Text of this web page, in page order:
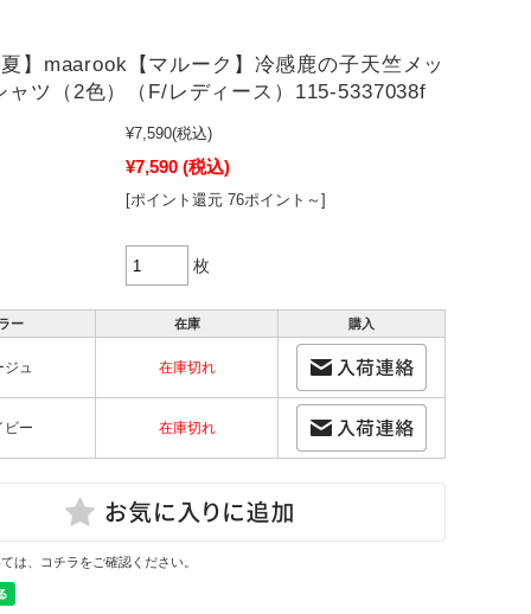
】maarook【マルーク】冷感鹿の子天竺メッ
ャツ（2色）（F/レディース）115-5337038f
¥7,590(税込)
¥7,590 (税込)
[ポイント還元 76ポイント～]
枚
ー 在庫 購入
ジュ 在庫切れ
ビー 在庫切れ
は、コチラをご確認ください。